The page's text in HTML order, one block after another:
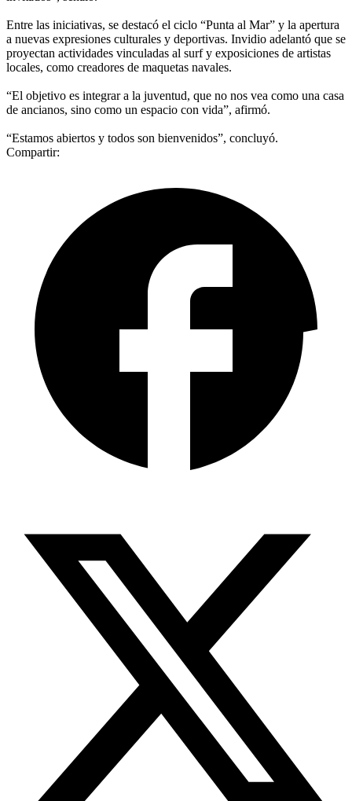
Entre las iniciativas, se destacó el ciclo “Punta al Mar” y la apertura
a nuevas expresiones culturales y deportivas. Invidio adelantó que se
proyectan actividades vinculadas al surf y exposiciones de artistas
locales, como creadores de maquetas navales.
“El objetivo es integrar a la juventud, que no nos vea como una casa
de ancianos, sino como un espacio con vida”, afirmó.
“Estamos abiertos y todos son bienvenidos”, concluyó.
Compartir: